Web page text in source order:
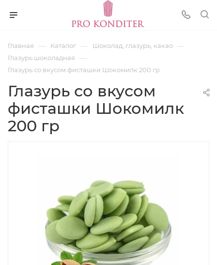
Главная — Каталог — Шоколад, глазурь, какао —
Глазурь шоколадная —
Глазурь со вкусом фисташки Шокомилк 200 гр
Глазурь со вкусом
фисташки Шокомилк
200 гр